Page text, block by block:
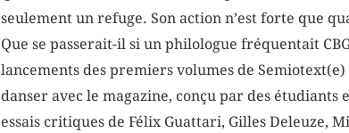
seulement un refuge. Son action n’est forte que
Que se passerait-il si un philologue fréquentait
lancements des premiers volumes de
danser avec le magazine, conçu par des
essais critiques de Félix Guattari, Gilles Deleuze,